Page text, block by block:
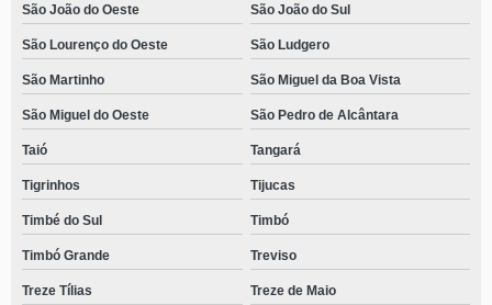
São João do Oeste São João do Sul
São Lourenço do Oeste São Ludgero
São Martinho São Miguel da Boa Vista
São Miguel do Oeste São Pedro de Alcântara
Taió Tangará
Tigrinhos Tijucas
Timbé do Sul Timbó
Timbó Grande Treviso
Treze Tílias Treze de Maio